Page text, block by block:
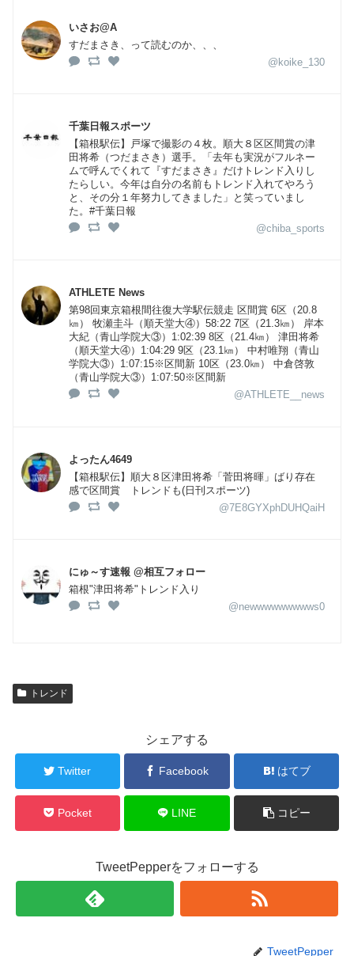
いさお@A
すだまさき、って読むのか、、、
@koike_130
千葉日報スポーツ
【箱根駅伝】戸塚で撮影の４枚。順大８区区間賞の津
田将希（つだまさき）選手。「去年も実況がフルネー
ムで呼んでくれて『すだまさき』だけトレンド入りし
たらしい。今年は自分の名前もトレンド入れてやろう
と、その分１年努力してきました」と笑っていまし
た。#千葉日報
@chiba_sports
ATHLETE News
第98回東京箱根間往復大学駅伝競走 区間賞 6区（20.8
㎞） 牧瀬圭斗（順天堂大④）58:22 7区（21.3㎞） 岸本
大紀（青山学院大③）1:02:39 8区（21.4㎞） 津田将希
（順天堂大④）1:04:29 9区（23.1㎞） 中村唯翔（青山
学院大③）1:07:15※区間新 10区（23.0㎞） 中倉啓敦
（青山学院大③）1:07:50※区間新
@ATHLETE__news
よったん4649
【箱根駅伝】順大８区津田将希「菅田将暉」ばり存在
感で区間賞 トレンドも(日刊スポーツ)
@7E8GYXphDUHQaiH
にゅ～す速報 @相互フォロー
箱根"津田将希"トレンド入り
@newwwwwwwwws0
トレンド
シェアする
Twitter Facebook はてブ
Pocket LINE コピー
TweetPepperをフォローする
TweetPepper